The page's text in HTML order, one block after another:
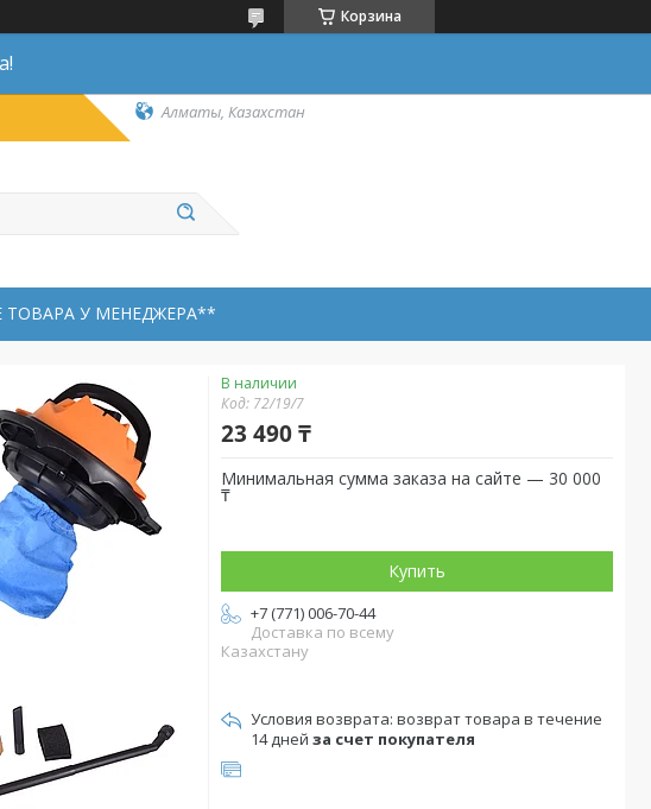
Корзина
Алматы, Казахстан
У МЕНЕДЖЕРА**
В наличии
Код: 72/19/7
23 490 ₸
Минимальная сумма заказа на сайте — 30 000
₸
Купить
+7 (771) 006-70-44
Доставка по всему
Казахстану
возврат товара в течение
14 дней за счет покупателя